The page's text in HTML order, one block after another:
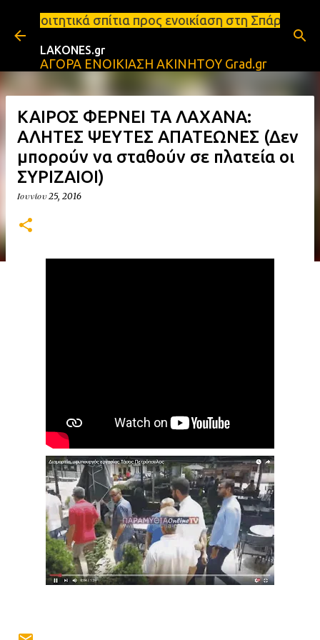
Μετάβαση στο κύριο περιεχόμενο
προς ενοικίαση στη Σπάρτη Ενοικιάσεις
LAKONES.gr
ΑΓΟΡΑ ΕΝΟΙΚΙΑΣΗ ΑΚΙΝΗΤΟΥ Grad.gr
ΚΑΙΡΟΣ ΦΕΡΝΕΙ ΤΑ ΛΑΧΑΝΑ:
ΑΛΗΤΕΣ ΨΕΥΤΕΣ ΑΠΑΤΕΩΝΕΣ (Δεν
μπορούν να σταθούν σε πλατεία οι
ΣΥΡΙΖΑΙΟΙ)
Ιουνίου 25, 2016